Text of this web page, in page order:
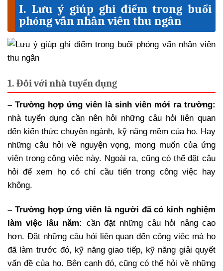
I. Lưu ý giúp ghi điểm trong buổi
phỏng vấn nhân viên thu ngân
1. Đối với nhà tuyển dụng
– Trường hợp ứng viên là sinh viên mới ra trường:
nhà tuyển dụng cần nên hỏi những câu hỏi liên quan
đến kiến thức chuyên ngành, kỹ năng mềm của họ. Hay
những câu hỏi về nguyện vọng, mong muốn của ứng
viên trong công việc này. Ngoài ra, cũng có thể đặt câu
hỏi để xem họ có chí cầu tiến trong công việc hay
không.
– Trường hợp ứng viên là người đã có kinh nghiệm
làm việc lâu năm: cần đặt những câu hỏi nâng cao
hơn. Đặt những câu hỏi liên quan đến công việc mà họ
đã làm trước đó, kỹ năng giao tiếp, kỹ năng giải quyết
vấn đề của họ. Bên cạnh đó, cũng có thể hỏi về những